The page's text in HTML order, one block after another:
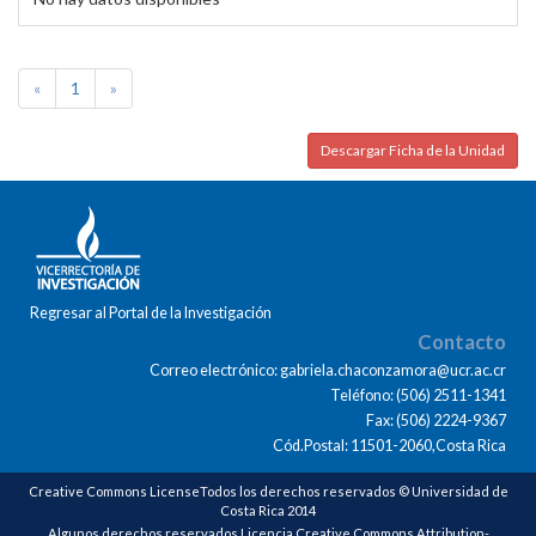
« 1 »
Descargar Ficha de la Unidad
Regresar al Portal de la Investigación
Contacto
Correo electrónico: gabriela.chaconzamora@ucr.ac.cr
Teléfono: (506) 2511-1341
Fax: (506) 2224-9367
Cód.Postal: 11501-2060,Costa Rica
Creative Commons LicenseTodos los derechos reservados © Universidad de
Costa Rica 2014